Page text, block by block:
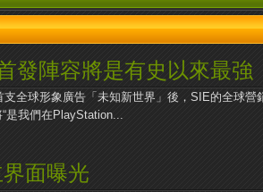
發陣容將是有史以來最強
全球形象廣告「未知新世界」後，SIE的全球營
是我們在PlayStation...
面曝光